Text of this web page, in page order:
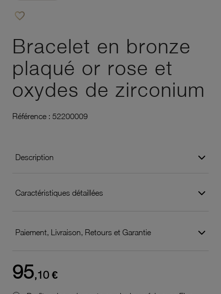
favorite_border
Bracelet en bronze
plaqué or rose et
oxydes de zirconium
Référence : 52200009
Description
Caractéristiques détaillées
Paiement, Livraison, Retours et Garantie
95,10 €